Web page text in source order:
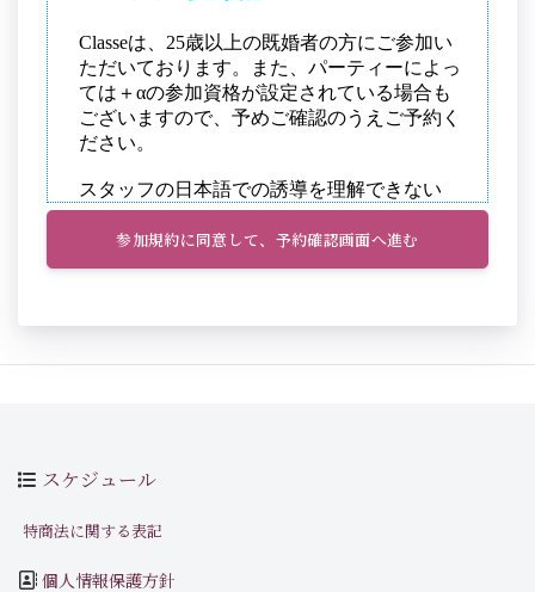
参加規約に同意して、予約確認画面へ進む
スケジュール
特商法に関する表記
個人情報保護方針